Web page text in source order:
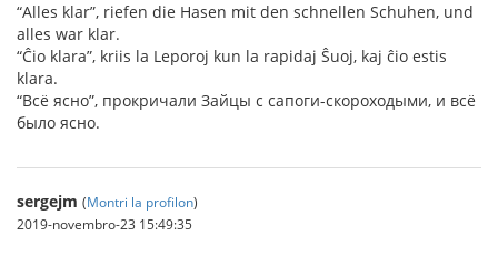
“Alles klar”, riefen die Hasen mit den schnellen Schuhen, und
alles war klar.
“Ĉio klara”, kriis la Leporoj kun la rapidaj Ŝuoj, kaj ĉio estis
klara.
“Всё ясно”, прокричали Зайцы с сапоги-скороходыми, и всё
было ясно.
sergejm (Montri la profilon)
2019-novembro-23 15:49:35